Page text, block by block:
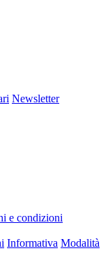
Newsletter
e condizioni
Informativa Modalità